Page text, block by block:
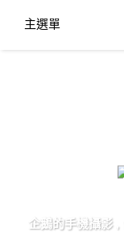
主選單
企鵝的手機攝影